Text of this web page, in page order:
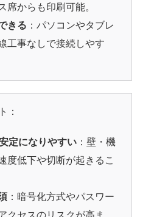
席からも印刷可能。
きる ：パソコンやタブレ
工事なしで接続しやす
：
定になりやすい：壁・機
度低下や切断が起きるこ
：暗号化方式やパスワー
クセスのリスクが高ま